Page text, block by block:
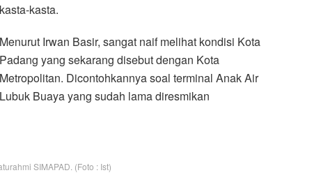
kasta-kasta.
Menurut Irwan Basir, sangat naif melihat kondisi Kota
Padang yang sekarang disebut dengan Kota
Metropolitan. Dicontohkannya soal terminal Anak Air
Lubuk Buaya yang sudah lama diresmikan
SIMAPAD. (Foto : Ist)